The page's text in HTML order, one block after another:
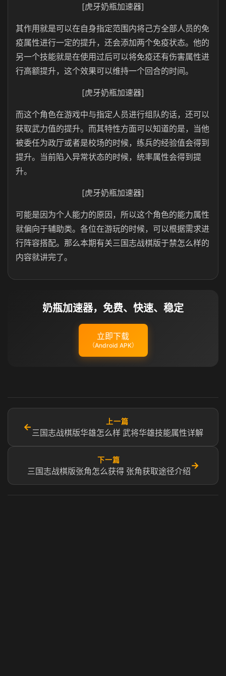
[虎牙奶瓶加速器]
其作用就是可以在自身指定范围内将己方全部人员的免
疫属性进行一定的提升，还会添加两个免疫状态。他的
另一个技能就是在使用过后可以将免疫还有伤害属性进
行高额提升，这个效果可以维持一个回合的时间。
[虎牙奶瓶加速器]
而这个角色在游戏中与指定人员进行组队的话，还可以
获取武力值的提升。而其特性方面可以知道的是，当他
被委任为政厅或者是校场的时候，练兵的经验值会得到
提升。当前陷入异常状态的时候，统率属性会得到提
升。
[虎牙奶瓶加速器]
可能是因为个人能力的原因，所以这个角色的能力属性
就偏向于辅助类。各位在游玩的时候，可以根据需求进
行阵容搭配。那么本期有关三国志战棋版于禁怎么样的
内容就讲完了。
奶瓶加速器，免费、快速、稳定
立即下载
（Android APK）
←
上一篇
三国志战棋版华雄怎么样 武将华雄技能属性详解
下一篇
三国志战棋版张角怎么获得 张角获取途径介绍
→